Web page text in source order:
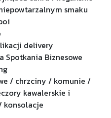
smaku
delivery
Spotkania Biznesowe
/ chrzciny / komunie /
kawalerskie i
konsolacje